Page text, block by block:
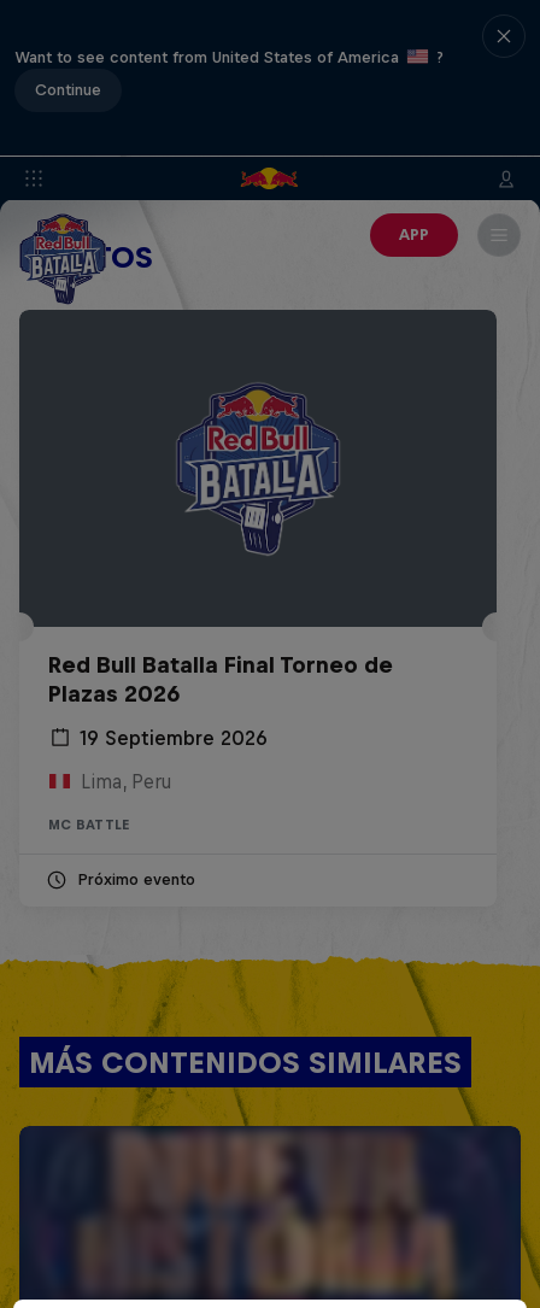
Want to see content from United States of America
?
Continue
APP
EVENTOS
Red Bull Batalla Final Torneo de
Plazas 2026
19 Septiembre 2026
Lima, Peru
MC BATTLE
Próximo evento
MÁS CONTENIDOS SIMILARES